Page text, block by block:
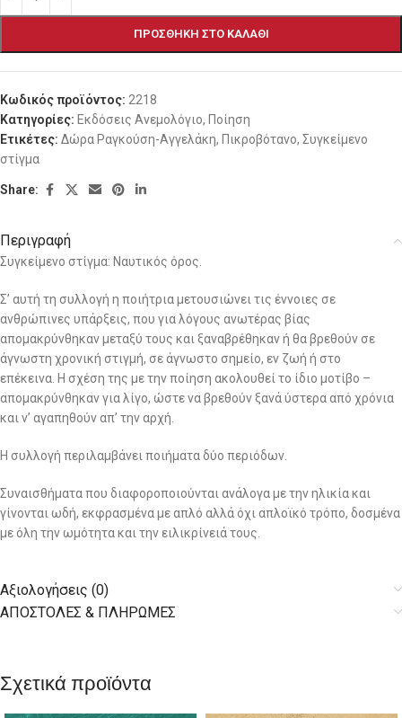
ΠΡΟΣΘΉΚΗ ΣΤΟ ΚΑΛΆΘΙ
Κωδικός προϊόντος: 2218
Κατηγορίες: Εκδόσεις Ανεμολόγιο, Ποίηση
Ετικέτες: Δώρα Ραγκούση-Αγγελάκη, Πικροβότανο, Συγκείμενο
στίγμα
Share:
Περιγραφή
Συγκείμενο στίγμα: Ναυτικός όρος.
Σ’ αυτή τη συλλογή η ποιήτρια μετουσιώνει τις έννοιες σε
ανθρώπινες υπάρξεις, που για λόγους ανωτέρας βίας
απομακρύνθηκαν μεταξύ τους και ξαναβρέθηκαν ή θα βρεθούν σε
άγνωστη χρονική στιγμή, σε άγνωστο σημείο, εν ζωή ή στο
επέκεινα. Η σχέση της με την ποίηση ακολουθεί το ίδιο μοτίβο –
απομακρύνθηκαν για λίγο, ώστε να βρεθούν ξανά ύστερα από χρόνια
και ν’ αγαπηθούν απ’ την αρχή.
Η συλλογή περιλαμβάνει ποιήματα δύο περιόδων.
Συναισθήματα που διαφοροποιούνται ανάλογα με την ηλικία και
γίνονται ωδή, εκφρασμένα με απλό αλλά όχι απλοϊκό τρόπο, δοσμένα
με όλη την ωμότητα και την ειλικρίνειά τους.
Αξιολογήσεις (0)
AΠΟΣΤΟΛΕΣ & ΠΛΗΡΩΜΕΣ
Σχετικά προϊόντα